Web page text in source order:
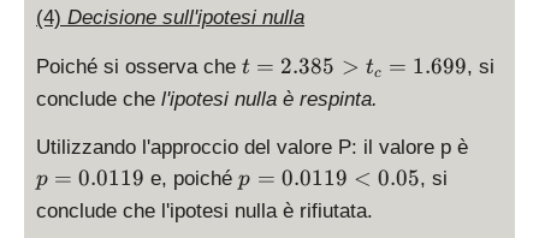
(4) Decisione sull'ipotesi nulla
Poiché si osserva che t
=
3
8
5
>
t = 2.385 > tc = 1.699, si
conclude che l'ipotesi nulla è respinta.
Utilizzando l'approccio del valore P: il valore p è
p = 0.0119 e, poichép
=
p = 0.0119 < 0.05, si
conclude che l'ipotesi nulla è rifiutata.